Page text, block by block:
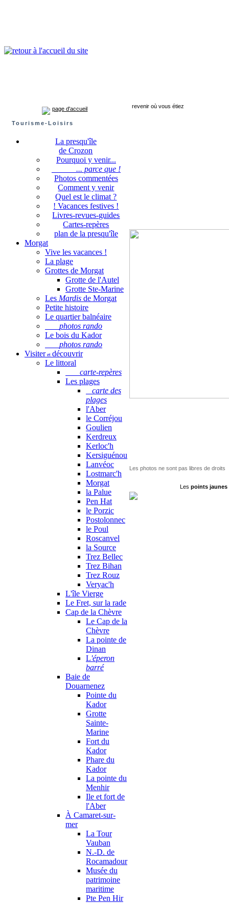
page d'accueil
Tourisme-Loisirs
La presqu'île
de Crozon
Pourquoi y venir...
... parce que !
Photos commentées
Comment y venir
Quel est le climat ?
! Vacances festives !
Livres-revues-guides
Cartes-repères
plan de la presqu'île
Morgat
Vive les vacances !
La plage
Grottes de Morgat
Grotte de l'Autel
Grotte Ste-Marine
Les Mardis de Morgat
Petite histoire
Le quartier balnéaire
photos rando
Le bois du Kador
photos rando
Visiteret découvrir
Le littoral
carte-repères
Les plages
carte des
plages
l'Aber
le Corréjou
Goulien
Kerdreux
Kerloc'h
Kersiguénou
Lanvéoc
Lostmarc'h
Morgat
la Palue
Pen Hat
le Porzic
Postolonnec
le Poul
Roscanvel
la Source
Trez Bellec
Trez Bihan
Trez Rouz
Veryac'h
L'île Vierge
Le Fret, sur la rade
Cap de la Chèvre
Le Cap de la
Chèvre
La pointe de
Dinan
L'éperon
barré
Baie de
Douarnenez
Pointe du
Kador
Grotte
Sainte-
Marine
Fort du
Kador
Phare du
Kador
La pointe du
Menhir
Ile et fort de
l'Aber
À Camaret-sur-
mer
La Tour
Vauban
N.-D. de
Rocamadour
Musée du
patrimoine
maritime
Pte Pen Hir
revenir où vous étiez
Les photos ne sont pas libres de droits
Les points jaunes